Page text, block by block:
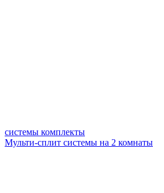
системы комплекты
Мульти-сплит системы на 2 комнаты